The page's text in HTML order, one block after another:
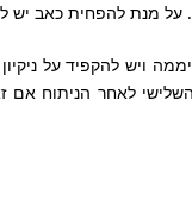
על מנת להפחית כאב יש
ויש להקפיד על
לאחר הניתוח